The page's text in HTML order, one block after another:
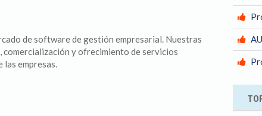
de software de gestión empresarial. Nuestras
y ofrecimiento de servicios
empresas.